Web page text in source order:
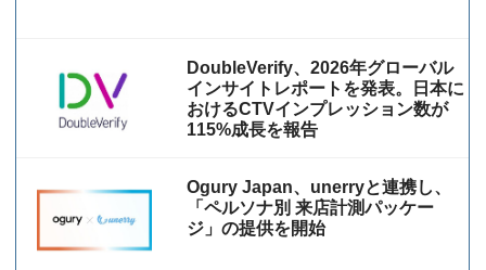
DoubleVerify、2026年グローバル
インサイトレポートを発表。日本に
おけるCTVインプレッション数が
115%成⻑を報告
Ogury Japan、unerryと連携し、
「ペルソナ別 来店計測パッケー
ジ」の提供を開始